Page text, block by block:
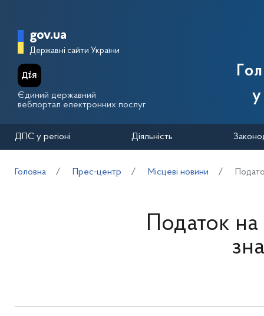
Головна сторінка Державної
gov.ua
Державні сайти України
Єдиний державний
вебпортал електронних послуг
ДПС у регіоні Діяльність
Головна Прес-центр Місцеві новини
Податок